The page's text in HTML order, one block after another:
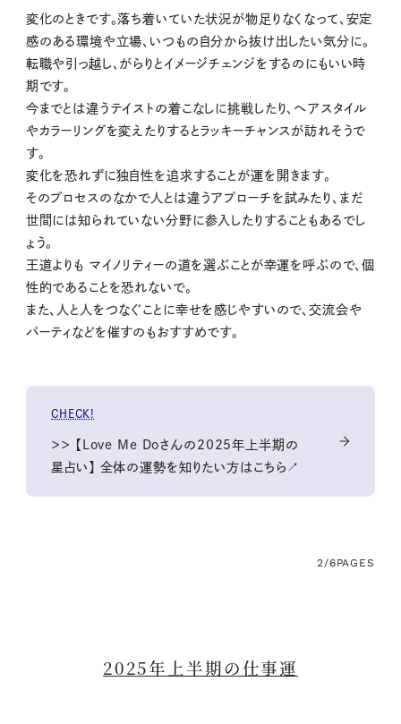
変化のときです。落ち着いていた状況が物足りなくなって、安定
感のある環境や立場、いつもの自分から抜け出したい気分に。
転職や引っ越し、がらりとイメージチェンジをするのにもいい時
期です。
今までとは違うテイストの着こなしに挑戦したり、ヘアスタイル
やカラーリングを変えたりするとラッキーチャンスが訪れそうで
す。
変化を恐れずに独自性を追求することが運を開きます。
そのプロセスのなかで人とは違うアプローチを試みたり、まだ
世間には知られていない分野に参入したりすることもあるでし
ょう。
王道よりも マイノリティーの道を選ぶことが幸運を呼ぶので、個
性的であることを恐れないで。
また、人と人をつなぐことに幸せを感じやすいので、交流会や
パーティなどを催すのもおすすめです。
CHECK!
＞＞ 【Love Me Doさんの2025年上半期の
星占い】 全体の運勢を知りたい方はこちら↗
2/6PAGES
2025年上半期の仕事運